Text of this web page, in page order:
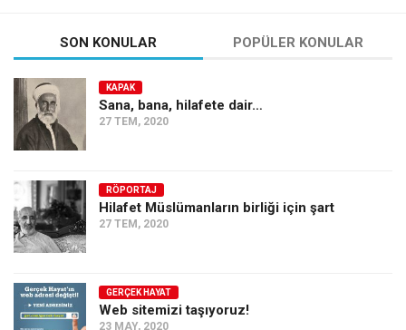
Avustralya
Tarih
Düşünce
Dosyalar
SON KONULAR POPÜLER KONULAR
KAPAK
Sana, bana, hilafete dair…
27 TEM, 2020
RÖPORTAJ
Hilafet Müslümanların birliği için şart
27 TEM, 2020
GERÇEK HAYAT
Web sitemizi taşıyoruz!
23 MAY, 2020